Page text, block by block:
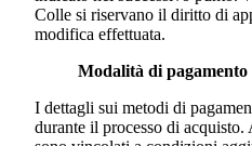
Colle si riservano il diritto di
modifica effettuata.
Modalità di pagamento
I dettagli sui metodi di
durante il processo di